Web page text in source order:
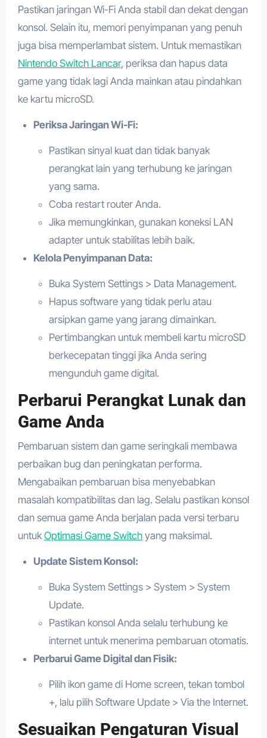
Pastikan jaringan Wi-Fi Anda stabil dan dekat dengan
konsol. Selain itu, memori penyimpanan yang penuh
juga bisa memperlambat sistem. Untuk memastikan
Nintendo Switch Lancar, periksa dan hapus data
game yang tidak lagi Anda mainkan atau pindahkan
ke kartu microSD.
Periksa Jaringan Wi-Fi:
Pastikan sinyal kuat dan tidak banyak
perangkat lain yang terhubung ke jaringan
yang sama.
Coba restart router Anda.
Jika memungkinkan, gunakan koneksi LAN
adapter untuk stabilitas lebih baik.
Kelola Penyimpanan Data:
Buka System Settings > Data Management.
Hapus software yang tidak perlu atau
arsipkan game yang jarang dimainkan.
Pertimbangkan untuk membeli kartu microSD
berkecepatan tinggi jika Anda sering
mengunduh game digital.
Perbarui Perangkat Lunak dan
Game Anda
Pembaruan sistem dan game seringkali membawa
perbaikan bug dan peningkatan performa.
Mengabaikan pembaruan bisa menyebabkan
masalah kompatibilitas dan lag. Selalu pastikan konsol
dan semua game Anda berjalan pada versi terbaru
untuk Optimasi Game Switchyang maksimal.
Update Sistem Konsol:
Buka System Settings > System > System
Update.
Pastikan konsol Anda selalu terhubung ke
internet untuk menerima pembaruan otomatis.
Perbarui Game Digital dan Fisik:
Pilih ikon game di Home screen, tekan tombol
+, lalu pilih Software Update > Via the Internet.
Sesuaikan Pengaturan Visual